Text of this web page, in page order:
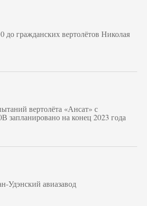
до гражданских вертолётов Николая
вертолёта «Ансат» с
запланировано на конец 2023 года
Удэнский авиазавод